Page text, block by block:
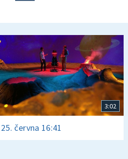
3:02
25. června 16:41